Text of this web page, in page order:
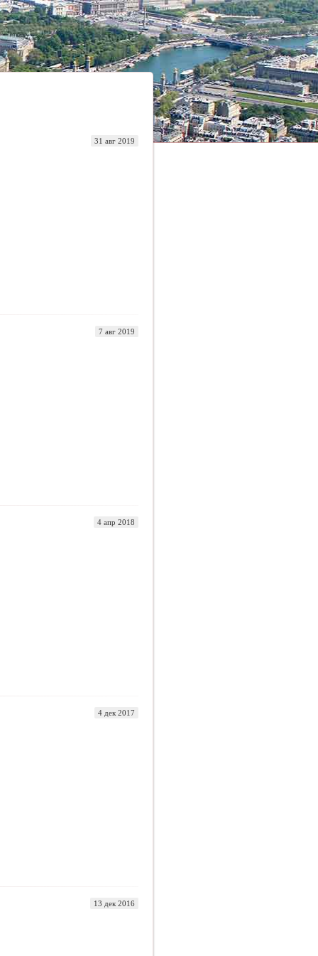
31 авг 2019
7 авг 2019
4 апр 2018
4 дек 2017
13 дек 2016